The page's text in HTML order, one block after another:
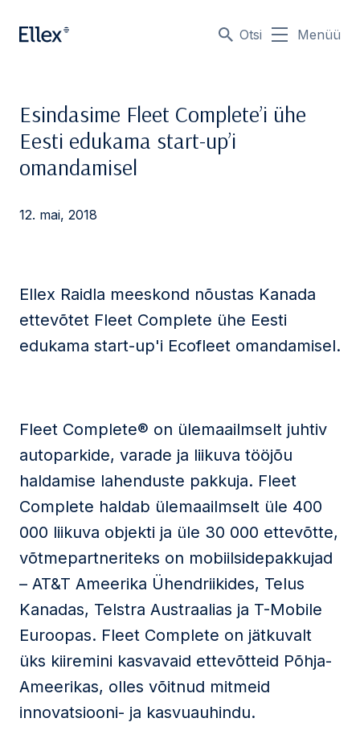
Otsi Menüü
Esindasime Fleet Complete’i ühe
Eesti edukama start-up’i
omandamisel
12. mai, 2018
Ellex Raidla meeskond nõustas Kanada
ettevõtet Fleet Complete ühe Eesti
edukama start-up'i Ecofleet omandamisel.
Fleet Complete® on ülemaailmselt juhtiv
autoparkide, varade ja liikuva tööjõu
haldamise lahenduste pakkuja. Fleet
Complete haldab ülemaailmselt üle 400
000 liikuva objekti ja üle 30 000 ettevõtte,
võtmepartneriteks on mobiilsidepakkujad
– AT&T Ameerika Ühendriikides, Telus
Kanadas, Telstra Austraalias ja T-Mobile
Euroopas. Fleet Complete on jätkuvalt
üks kiiremini kasvavaid ettevõtteid Põhja-
Ameerikas, olles võitnud mitmeid
innovatsiooni- ja kasvuauhindu.